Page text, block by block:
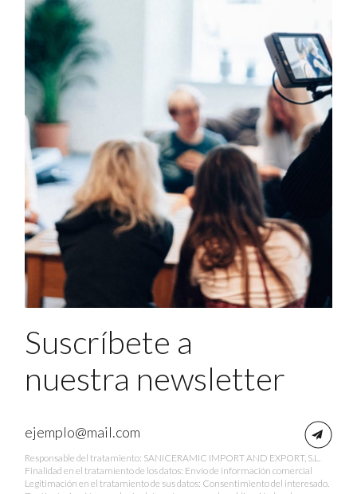
Suscríbete a
nuestra newsletter
Responsable del tratamiento: SANICERAMIC IMPORT AND EXPORT, S.L.
Finalidad en el tratamiento de los datos: Envío de información comercial
Legitimación en el tratamiento de sus datos: Consentimiento del interesado.